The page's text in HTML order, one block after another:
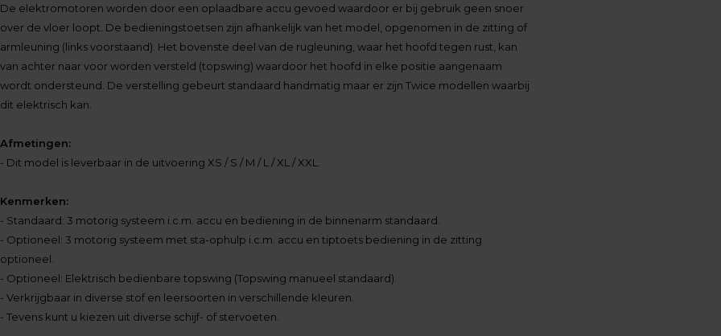
De elektromotoren worden door een oplaadbare accu gevoed waardoor er bij gebruik geen snoer
over de vloer loopt. De bedieningstoetsen zijn afhankelijk van het model, opgenomen in de zitting of
armleuning (links voorstaand). Het bovenste deel van de rugleuning, waar het hoofd tegen rust, kan
van achter naar voor worden versteld (topswing) waardoor het hoofd in elke positie aangenaam
wordt ondersteund. De verstelling gebeurt standaard handmatig maar er zijn Twice modellen waarbij
dit elektrisch kan.
Afmetingen:
- Dit model is leverbaar in de uitvoering XS / S / M / L / XL / XXL.
Kenmerken:
- Standaard: 3 motorig systeem i.c.m. accu en bediening in de binnenarm standaard.
- Optioneel: 3 motorig systeem met sta-ophulp i.c.m. accu en tiptoets bediening in de zitting
optioneel.
- Optioneel: Elektrisch bedienbare topswing (Topswing manueel standaard).
- Verkrijgbaar in diverse stof en leersoorten in verschillende kleuren.
- Tevens kunt u kiezen uit diverse schijf- of stervoeten.